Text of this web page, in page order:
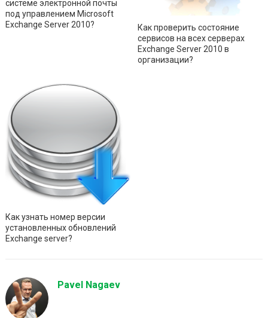
системе электронной почты
под управлением Microsoft
Exchange Server 2010?
Как проверить состояние
сервисов на всех серверах
Exchange Server 2010 в
организации?
Как узнать номер версии
установленных обновлений
Exchange server?
Pavel Nagaev